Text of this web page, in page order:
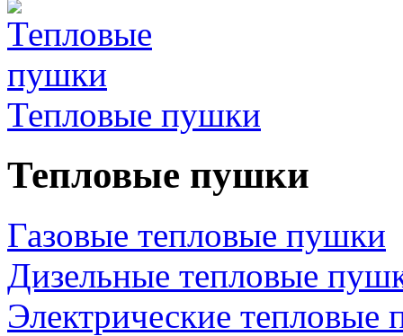
Тепловые пушки
Тепловые пушки
Газовые тепловые пушки
Дизельные тепловые
Электрические тепловые